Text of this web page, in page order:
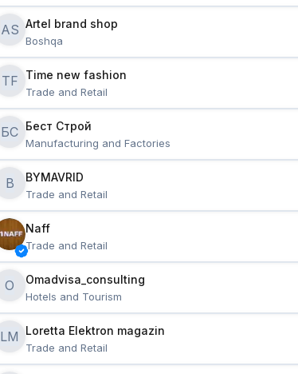
AS Artel brand shop
Boshqa
TF Time new fashion
Trade and Retail
БС Бест Строй
Manufacturing and Factories
B BYMAVRID
Trade and Retail
Naff
Trade and Retail
O Omadvisa_consulting
Hotels and Tourism
LM Loretta Elektron magazin
Trade and Retail